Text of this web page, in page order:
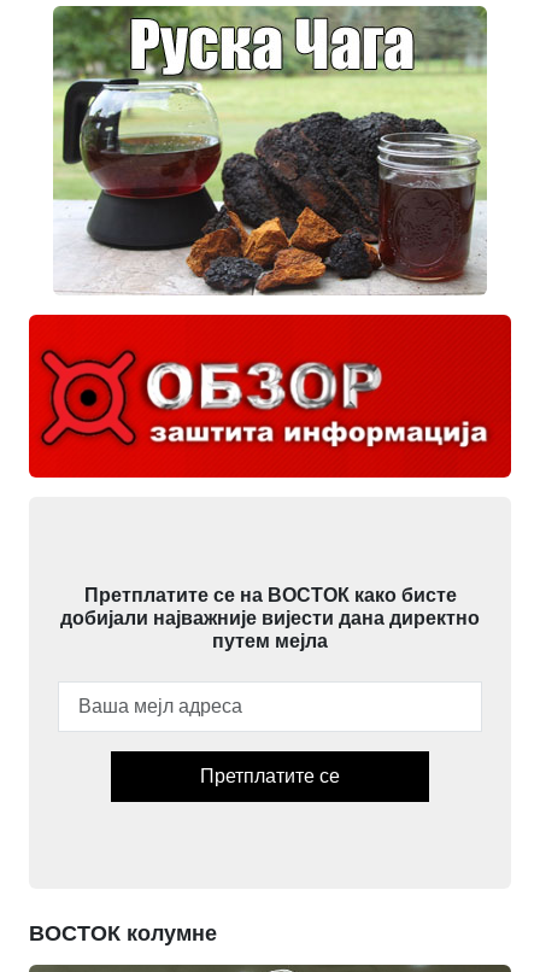
Претплатите се на ВОСТОК како бисте
добијали најважније вијести дана директно
путем мејла
Претплатите се
ВОСТОК колумне